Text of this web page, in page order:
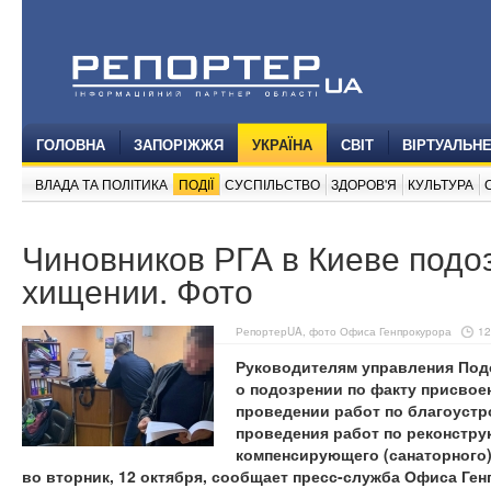
ГОЛОВНА ЗАПОРІЖЖЯ УКРАЇНА СВІТ
ВЛАДА ТА ПОЛІТИКА ПОДІЇ СУСПІЛЬСТВО ЗДОРОВ'Я КУЛЬТУРА
Чиновников РГА в Киеве
хищении. Фото
РепортерUA, фото Офиса Генпрокурора
Руководителям управления
о подозрении по факту
проведении работ по
проведения работ по
компенсирующего
во вторник, 12 октября, сообщает пресс-служба Офиса